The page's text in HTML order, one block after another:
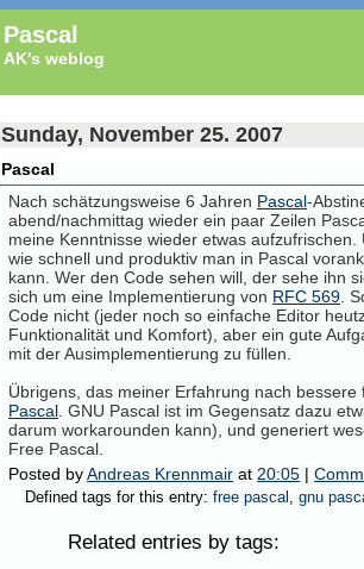
Pascal
AK's weblog
Sunday, November 25. 2007
Pascal
Nach schätzungsweise 6 Jahren Pascal-
abend/nachmittag wieder ein paar Zeilen
meine Kenntnisse wieder etwas
wie schnell und produktiv man in Pascal
kann. Wer den Code sehen will, der sehe ihn
sich um eine Implementierung von RFC 569 .
Code nicht (jeder noch so einfache Editor
Funktionalität und Komfort), aber ein gute
mit der Ausimplementierung zu füllen.
Übrigens, das meiner Erfahrung nach
Pascal . GNU Pascal ist im Gegensatz dazu
darum workarounden kann), und generiert
Free Pascal.
Posted byAndreas Krennmair at 20:05 |
Defined tags for this entry: free pascal , gnu
Related entries by tags: